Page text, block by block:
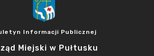
Informacji Publicznej
Miejski w Pułtusku